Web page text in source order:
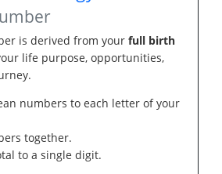
is derived from your full birth
life purpose, opportunities,
numbers to each letter of your
together.
to a single digit.